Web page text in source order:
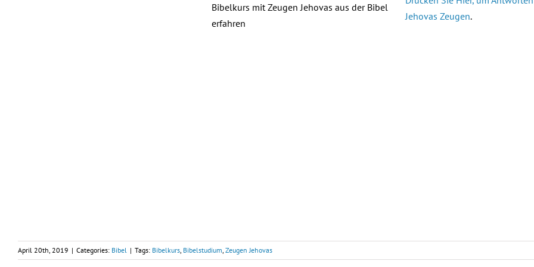
Bibelkurs mit Zeugen Jehovas aus der Bibel
erfahren
Jehovas Zeugen.
April 20th, 2019 | Categories: Bibel | Tags: Bibelkurs, Bibelstudium, Zeugen Jehovas